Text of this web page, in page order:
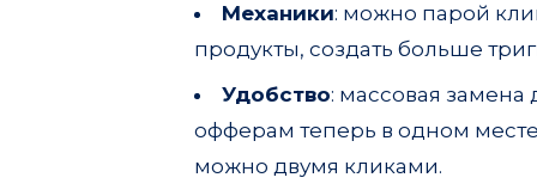
Механики: можно парой
продукты, создать больше
Удобство: массовая замена
офферам теперь в одном
можно двумя кликами.